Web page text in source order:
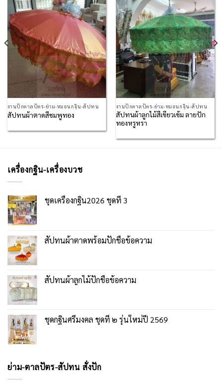
Add to
Wishlist
งานปักตาลปัตร-ย่าม-หมอนกฐิน-สัปทน
สัปทนผ้าตาดสีชมพูทอง
Add to
Wishlist
งานปักตาลปัตร-ย่าม-หมอนกฐิน-สัปทน
สัปทนผ้าลูกไม้สีเขียวเข้ม ลายปัก
ทองหรูหรา
เครื่องกฐิน-เครื่องบวช
ชุดเครื่องกฐิน2026 ชุดที่ 3
สัปทนผ้าตาดพร้อมปักชื่อข้อความ
สัปทนผ้าลูกไม้ปักชื่อข้อความ
ชุดกฐินศรีมงคล ชุดที่ ๒ รุ่นใหม่ปี 2569
ย่าม-ตาลปัตร-สัปทน สั่งปัก